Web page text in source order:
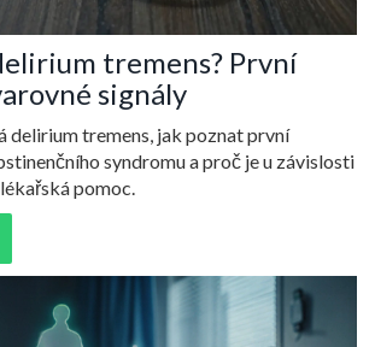
tremens? První
signály
delirium tremens, jak poznat první
syndromu a proč je u závislosti
pomoc.